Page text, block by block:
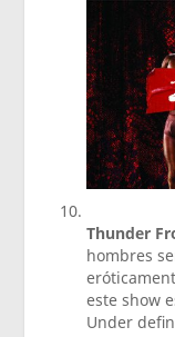
Thunder
hombres
este show
Under